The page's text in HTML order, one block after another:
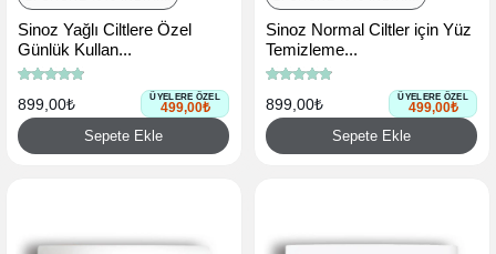
Sinoz Yağlı Ciltlere Özel
Günlük Kullan...
899,00₺ ÜYELERE ÖZEL
499,00₺
Sepete Ekle
Sinoz Normal Ciltler için Yüz
Temizleme...
899,00₺ ÜYELERE ÖZEL
499,00₺
Sepete Ekle